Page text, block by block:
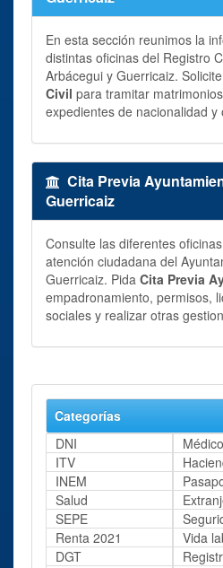
En esta sección reunimos la
distintas oficinas del Registro
Arbácegui y Guerricaiz. Solicite
Civil para tramitar
expedientes de nacionalidad y
Cita Previa
Guerricaiz
Consulte las diferentes
atención ciudadana del
Guerricaiz. Pida Cita Previa
empadronamiento, permisos,
sociales y realizar otras
Categorías
DNI
Médico
ITV
INEM
Salud
SEPE
Renta 2021
Vida
DGT